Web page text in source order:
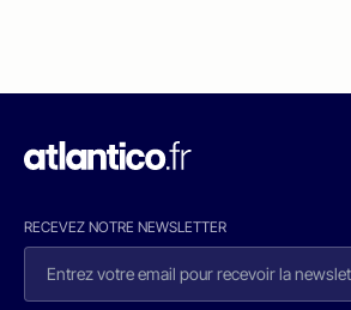
RECEVEZ NOTRE NEWSLETTER